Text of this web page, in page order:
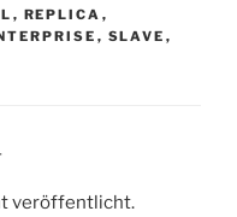
, REPLICA ,
, SLAVE ,
veröffentlicht.